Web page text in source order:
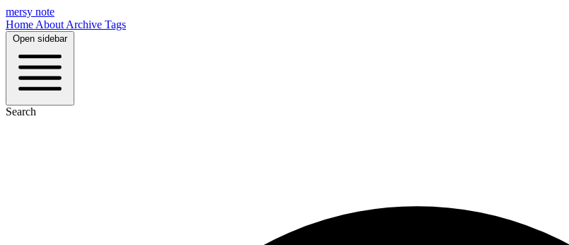
mersy note
Home About Archive Tags
Open sidebar
Search